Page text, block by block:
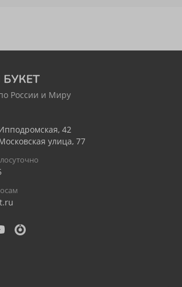
России и Миру
42
улица, 77